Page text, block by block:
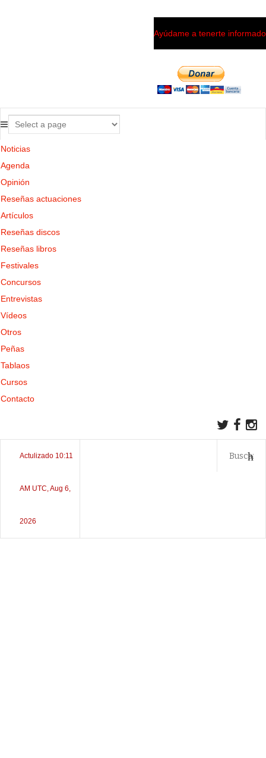
Ayúdame a tenerte informado
Noticias
Agenda
Opinión
Reseñas actuaciones
Artículos
Reseñas discos
Reseñas libros
Festivales
Concursos
Entrevistas
Vídeos
Otros
Peñas
Tablaos
Cursos
Contacto
Actulizado 10:11
AM UTC, Aug 6,
2026